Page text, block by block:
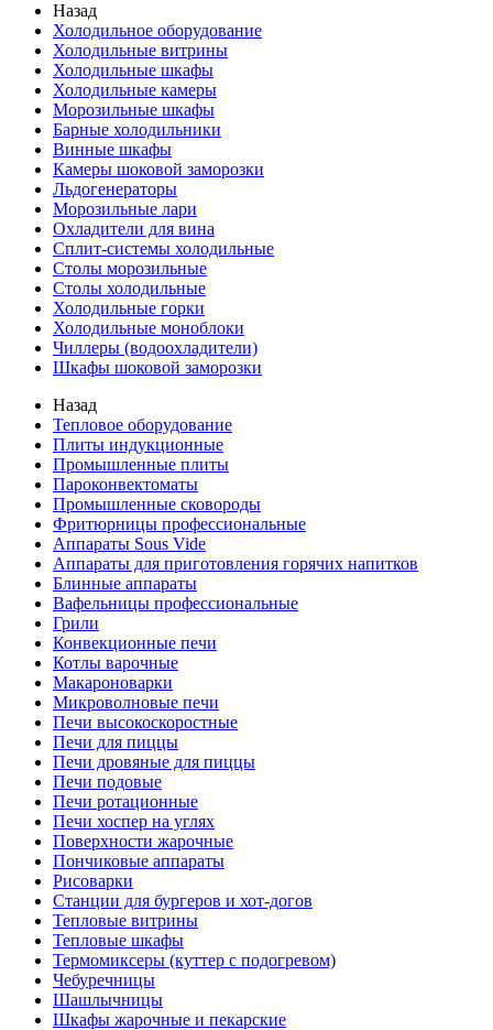
Назад
Холодильное оборудование
Холодильные витрины
Холодильные шкафы
Холодильные камеры
Морозильные шкафы
Барные холодильники
Винные шкафы
Камеры шоковой заморозки
Льдогенераторы
Морозильные лари
Охладители для вина
Сплит-системы холодильные
Столы морозильные
Столы холодильные
Холодильные горки
Холодильные моноблоки
Чиллеры (водоохладители)
Шкафы шоковой заморозки
Назад
Тепловое оборудование
Плиты индукционные
Промышленные плиты
Пароконвектоматы
Промышленные сковороды
Фритюрницы профессиональные
Аппараты Sous Vide
Аппараты для приготовления горячих напитков
Блинные аппараты
Вафельницы профессиональные
Грили
Конвекционные печи
Котлы варочные
Макароноварки
Микроволновые печи
Печи высокоскоростные
Печи для пиццы
Печи дровяные для пиццы
Печи подовые
Печи ротационные
Печи хоспер на углях
Поверхности жарочные
Пончиковые аппараты
Рисоварки
Станции для бургеров и хот-догов
Тепловые витрины
Тепловые шкафы
Термомиксеры (куттер с подогревом)
Чебуречницы
Шашлычницы
Шкафы жарочные и пекарские